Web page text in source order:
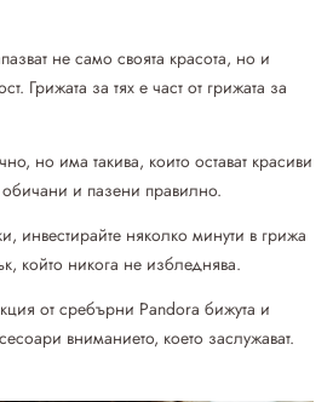
не само своята красота, но и
Грижата за тях е част от грижата за
но има такива, които остават красиви
и пазени правилно.
инвестирайте няколко минути в грижа
който никога не избледнява.
от сребърни Pandora бижута и
вниманието, което заслужават.